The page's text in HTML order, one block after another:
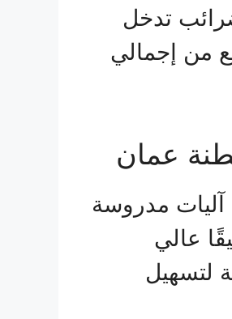
تدخل
من إجمالي
عمان
مدروسة
عالي
لتسهيل